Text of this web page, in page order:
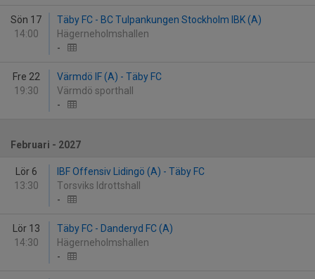
Sön 17
14:00
Täby FC - BC Tulpankungen Stockholm IBK (A)
Hägerneholmshallen
-
Fre 22
19:30
Värmdö IF (A) - Täby FC
Värmdö sporthall
-
Februari - 2027
Lör 6
13:30
IBF Offensiv Lidingö (A) - Täby FC
Torsviks Idrottshall
-
Lör 13
14:30
Täby FC - Danderyd FC (A)
Hägerneholmshallen
-